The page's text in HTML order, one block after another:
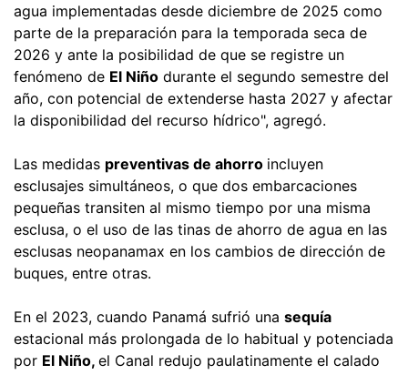
agua implementadas desde diciembre de 2025 como
parte de la preparación para la temporada seca de
2026 y ante la posibilidad de que se registre un
fenómeno de El Niño durante el segundo semestre del
año, con potencial de extenderse hasta 2027 y afectar
la disponibilidad del recurso hídrico", agregó.
Las medidas preventivas de ahorro incluyen
esclusajes simultáneos, o que dos embarcaciones
pequeñas transiten al mismo tiempo por una misma
esclusa, o el uso de las tinas de ahorro de agua en las
esclusas neopanamax en los cambios de dirección de
buques, entre otras.
En el 2023, cuando Panamá sufrió una sequía
estacional más prolongada de lo habitual y potenciada
por El Niño, el Canal redujo paulatinamente el calado